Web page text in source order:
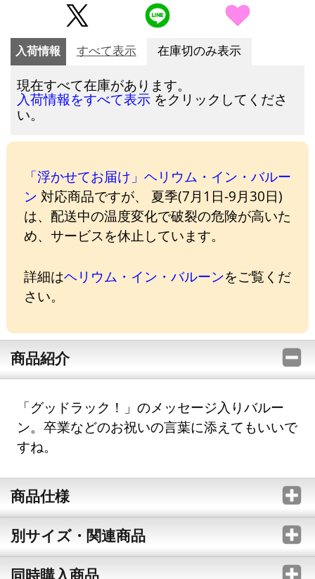
入荷情報 すべて表示 在庫切のみ表示
現在すべて在庫があります。
入荷情報をすべて表示 をクリックしてくださ
い。
「浮かせてお届け」ヘリウム・イン・バルー
ン 対応商品ですが、 夏季(7月1日-9月30日)
は、配送中の温度変化で破裂の危険が高いた
め、サービスを休止しています。
詳細はヘリウム・イン・バルーンをご覧くだ
さい。
商品紹介
「グッドラック！」のメッセージ入りバルー
ン。卒業などのお祝いの言葉に添えてもいいで
すね。
商品仕様
別サイズ・関連商品
同時購入商品